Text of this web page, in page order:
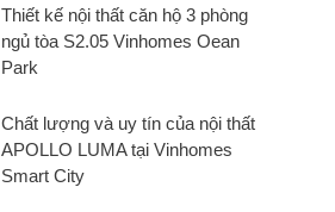
Thiết kế nội thất căn hộ 3 phòng
ngủ tòa S2.05 Vinhomes Oean
Park
Chất lượng và uy tín của nội thất
APOLLO LUMA tại Vinhomes
Smart City